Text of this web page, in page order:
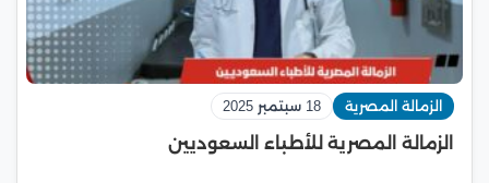
الزمالة المصرية 18 سبتمبر 2025
الزمالة المصرية للأطباء السعوديين